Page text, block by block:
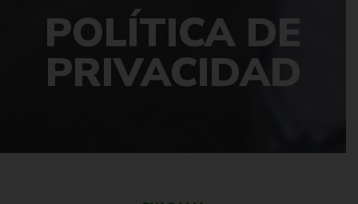
POLÍTICA DE
PRIVACIDAD